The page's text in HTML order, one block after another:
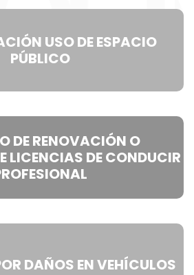
USO DE ESPACIO
PÚBLICO
DE RENOVACIÓN O
LICENCIAS DE CONDUCIR
DAÑOS EN VEHÍCULOS